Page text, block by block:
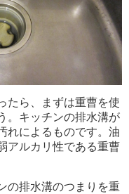
たら、まずは重曹を使
。キッチンの排水溝が
れによるものです。油
アルカリ性である重曹
の排水溝のつまりを重